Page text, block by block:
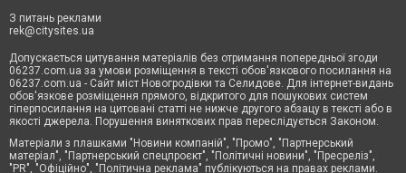
З питань реклами
rek@citysites.ua
Допускається цитування матеріалів без отримання попередньої згоди
06237.com.ua за умови розміщення в тексті обов'язкового посилання на
06237.com.ua - Сайт міст Новогродівки та Селидове. Для інтернет-видань
обов'язкове розміщення прямого, відкритого для пошукових систем
гіперпосилання на цитовані статті не нижче другого абзацу в тексті або в
якості джерела. Порушення виняткових прав переслідується Законом.
Матеріали з плашками "Новини компаній", "Промо", "Партнерський
матеріал", "Партнерський спецпроєкт", "Політичні новини", "Пресреліз",
"PR", "Офіційно", "Політична реклама" публікуються на правах реклами.